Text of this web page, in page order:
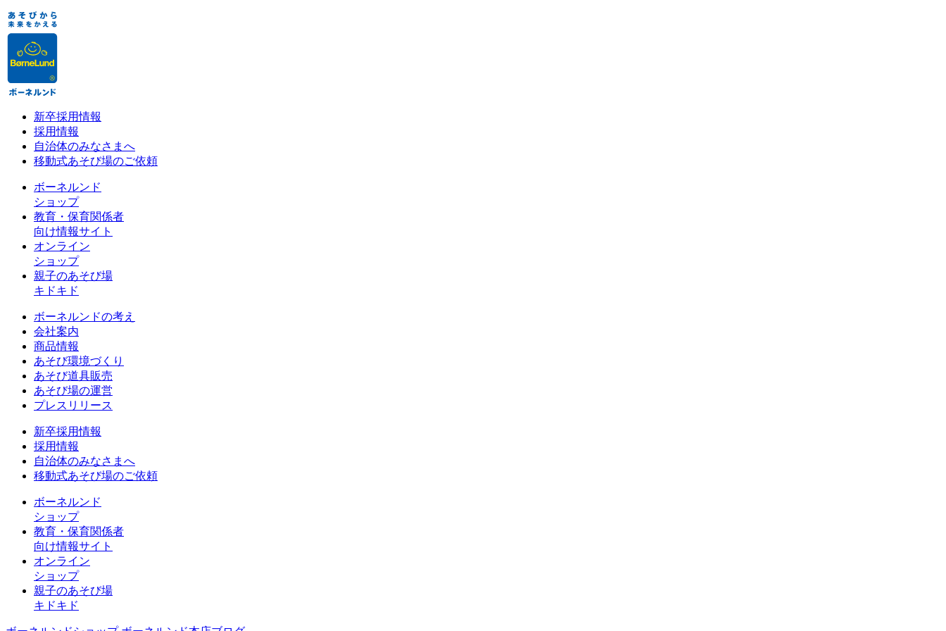
新卒採用情報
採用情報
自治体のみなさまへ
移動式あそび場のご依頼
ボーネルンド
ショップ
教育・保育関係者
向け情報サイト
オンライン
ショップ
親子のあそび場
キドキド
ボーネルンドの考え
会社案内
商品情報
あそび環境づくり
あそび道具販売
あそび場の運営
プレスリリース
新卒採用情報
採用情報
自治体のみなさまへ
移動式あそび場のご依頼
ボーネルンド
ショップ
教育・保育関係者
向け情報サイト
オンライン
ショップ
親子のあそび場
キドキド